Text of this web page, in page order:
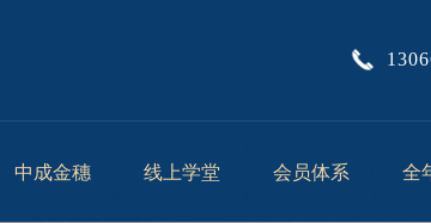
中成金穗 线上学堂 会员体系 全